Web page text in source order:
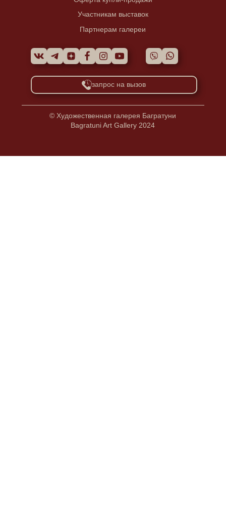
Участникам выставок
Партнерам галереи
запрос на вызов
© Художественная галерея Багратуни
Bagratuni Art Gallery 2024